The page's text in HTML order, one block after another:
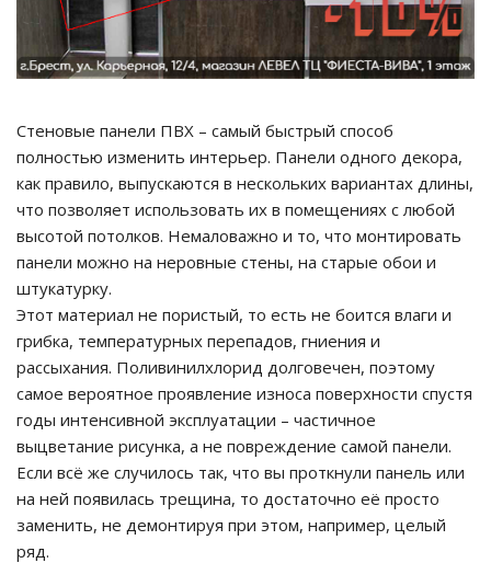
Стеновые панели ПВХ – самый быстрый способ
полностью изменить интерьер. Панели одного декора,
как правило, выпускаются в нескольких вариантах длины,
что позволяет использовать их в помещениях с любой
высотой потолков. Немаловажно и то, что монтировать
панели можно на неровные стены, на старые обои и
штукатурку.
Этот материал не пористый, то есть не боится влаги и
грибка, температурных перепадов, гниения и
рассыхания. Поливинилхлорид долговечен, поэтому
самое вероятное проявление износа поверхности спустя
годы интенсивной эксплуатации – частичное
выцветание рисунка, а не повреждение самой панели.
Если всё же случилось так, что вы проткнули панель или
на ней появилась трещина, то достаточно её просто
заменить, не демонтируя при этом, например, целый
ряд.